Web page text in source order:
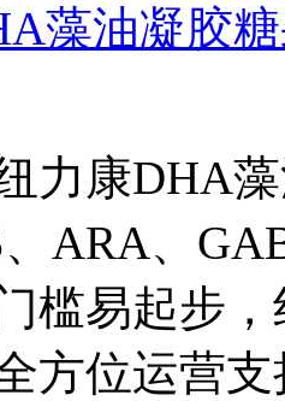
藻油凝胶
力康DHA
ARA、
槛易起步
方位运营